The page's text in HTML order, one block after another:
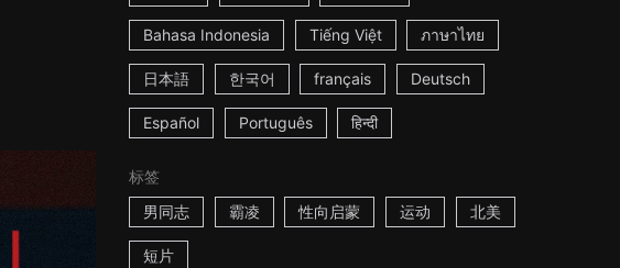
Bahasa Indonesia Tiếng Việt ภาษาไทย
日本語 한국어 français Deutsch
Español Português हिन्दी
标签
男同志
霸凌 性向启蒙 运动 北美
短片